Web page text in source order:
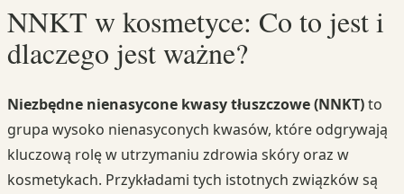
NNKT w kosmetyce: Co to jest i
dlaczego jest ważne?
Niezbędne nienasycone kwasy tłuszczowe (NNKT)to
grupa wysoko nienasyconych kwasów, które odgrywają
kluczową rolę w utrzymaniu zdrowia skóry oraz w
kosmetykach. Przykładami tych istotnych związków są